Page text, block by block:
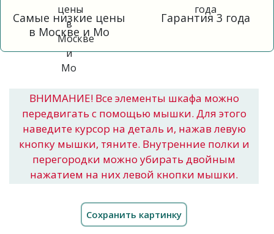
Самые низкие цены
в Москве и Мо
Гарантия 3 года
ВНИМАНИЕ! Все элементы шкафа можно
передвигать с помощью мышки. Для этого
наведите курсор на деталь и, нажав левую
кнопку мышки, тяните. Внутренние полки и
перегородки можно убирать двойным
нажатием на них левой кнопки мышки.